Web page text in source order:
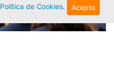
Política de Cookies. Acepto